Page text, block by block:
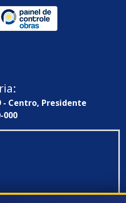
- Centro, Presidente
000